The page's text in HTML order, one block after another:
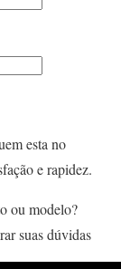
esta no
e rapidez.
ou modelo?
suas dúvidas